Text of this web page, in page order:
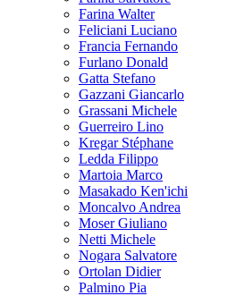
Farina Walter
Feliciani Luciano
Francia Fernando
Furlano Donald
Gatta Stefano
Gazzani Giancarlo
Grassani Michele
Guerreiro Lino
Kregar Stéphane
Ledda Filippo
Martoia Marco
Masakado Ken'ichi
Moncalvo Andrea
Moser Giuliano
Netti Michele
Nogara Salvatore
Ortolan Didier
Palmino Pia